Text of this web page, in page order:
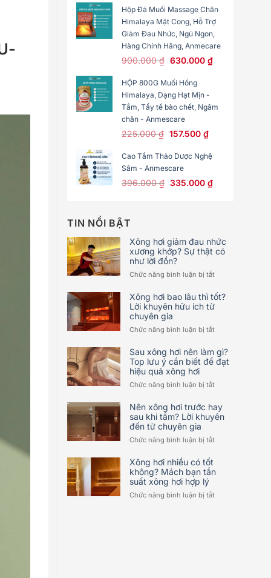
Hộp Đá Muối Massage Chân
Himalaya Mặt Cong, Hỗ Trợ
Giảm Đau Nhức, Ngủ Ngon,
Hàng Chính Hãng, Anmecare
900.000₫ Original
was:
900.000 ₫.
630.000₫Current
HỘP 800G Muối Hồng
Himalaya, Dạng Hạt Mịn -
Tắm, Tẩy tế bào chết, Ngâm
chân - Anmescare
225.000₫ Original
was:
225.000 ₫.
157.500₫Current
is:
Cao Tắm Thảo Dược Nghệ
Sâm - Anmescare
396.000₫ Original
335.000₫Current
TIN NỔI BẬT
Xông hơi giảm đau nhức
xương khớp? Sự thật có
như lời đồn?
Chức năng bình luận bị tắtở
hơi
giảm
Sự
thật
như
đồn?
Xông hơi bao lâu thì tốt?
Lời khuyên hữu ích từ
chuyên gia
Chức năng bình luận bị tắtở
hơi
bao
khuyên
hữu
từ
Sau xông hơi nên làm gì?
Top lưu ý cần biết để đạt
hiệu quả xông hơi
Chức năng bình luận bị tắtở
xông
hơi
ý
biết
Nên xông hơi trước hay
sau khi tắm? Lời khuyên
đến từ chuyên gia
Chức năng bình luận bị tắtở
hơi
Xông hơi nhiều có tốt
không? Mách bạn tần
suất xông hơi hợp lý
Chức năng bình luận bị tắtở